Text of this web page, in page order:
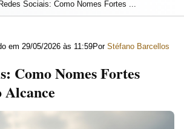
Redes Sociais: Como Nomes Fortes ...
em 29/05/2026 às 11:59Por Stéfano Barcellos
Como Nomes Fortes
Alcance